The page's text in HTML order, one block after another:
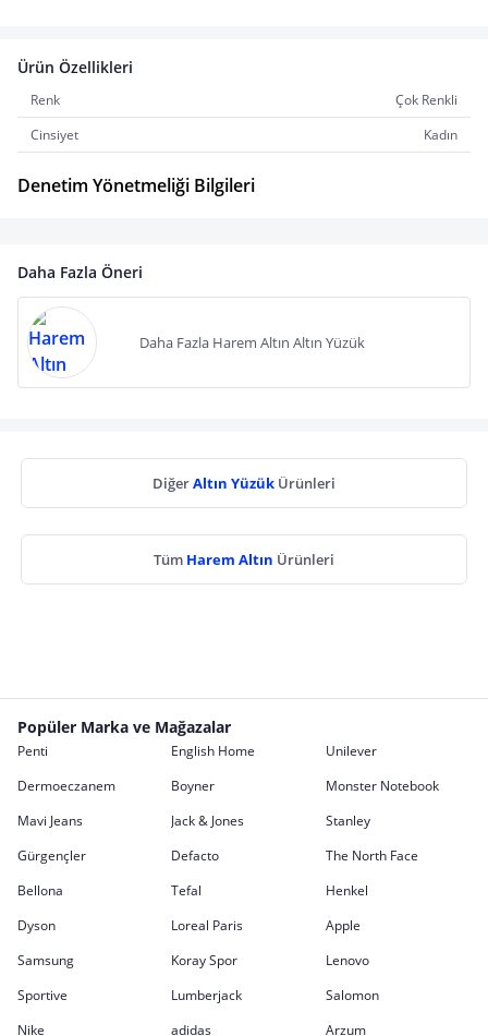
Ürün Özellikleri
Renk
Çok Renkli
Cinsiyet
Kadın
Denetim Yönetmeliği Bilgileri
Daha Fazla Öneri
Daha Fazla Harem Altın Altın Yüzük
DiğerAltın Yüzük Ürünleri
Tüm Harem Altın Ürünleri
Popüler Marka ve Mağazalar
Penti English Home
Unilever
Dermoeczanem
Boyner
Monster Notebook
Mavi Jeans
Jack & Jones
Stanley
Gürgençler
Defacto
The North Face
Bellona
Tefal
Henkel
Dyson
Loreal Paris
Apple
Samsung
Koray Spor
Lenovo
Sportive
Lumberjack
Salomon
Nike
adidas Arzum